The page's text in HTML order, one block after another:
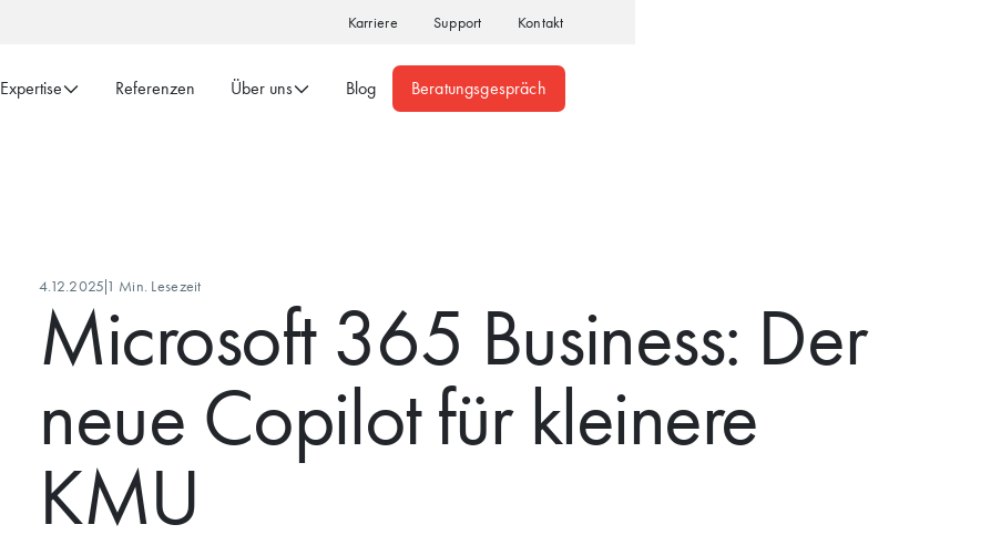
Karriere Support Kontakt
Expertise Referenzen Über uns Blog Beratungsgespräch
4.12.2025 1 Min. Lesezeit
Microsoft 365 Business: Der
neue Copilot für kleinere
KMU